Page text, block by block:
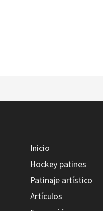
Inicio
Hockey patines
Patinaje artístico
Artículos